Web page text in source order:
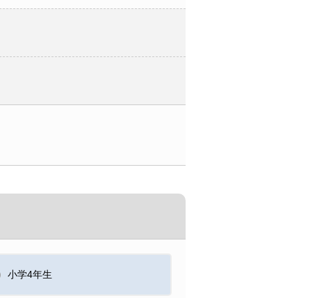
小学4年生